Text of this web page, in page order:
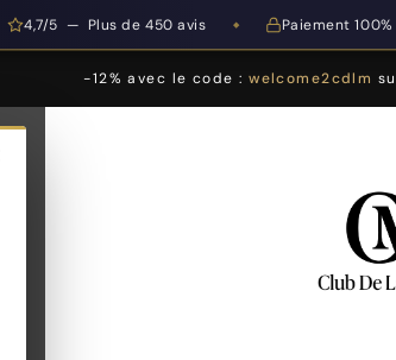
4,7/5 — Plus de 450 avis ◆ Paiement
-12% avec le code :welcome2cdlm